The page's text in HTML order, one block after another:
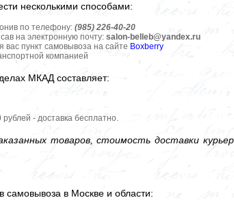
несколькими способами:
по телефону: (985) 226-40-20
на электронную почту: salon-belleb@yandex.ru
вас пункт самовывоза на сайте Boxberry
компанией
МКАД составляет:
- доставка бесплатно.
товаров, стоимость доставки
самовывоза в Москве и области: